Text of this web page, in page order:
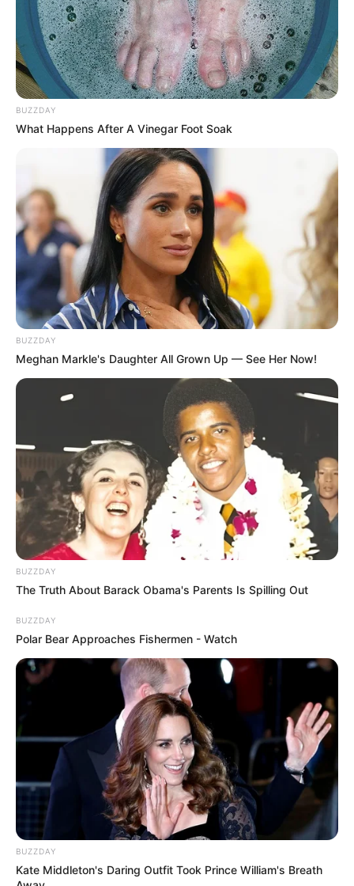
para as crianças fazerem sozinhas!
Como fazer cola branca e barata
A cola branca é um dos materiais mais utilizados
adultos comprem embalagens grandes. Com a
receita docanal Márcia Cris, você aprenderá a
fazer cola branca em grandes quantidades.
BUZZDAY
What Happens After A Vinegar Foot Soak
BUZZDAY
Meghan Markle's Daughter All Grown Up — See Her Now!
BUZZDAY
The Truth About Barack Obama's Parents Is Spilling Out
BUZZDAY
Polar Bear Approaches Fishermen - Watch
BUZZDAY
Kate Middleton's Daring Outfit Took Prince William's Breath